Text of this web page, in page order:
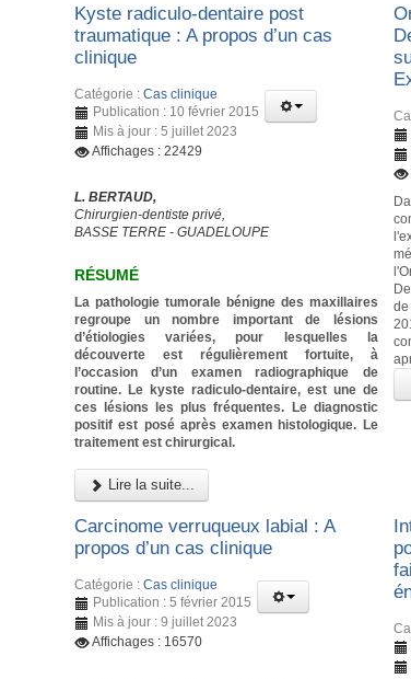
Kyste radiculo-dentaire post
traumatique : A propos d’un cas
clinique
Catégorie : Cas clinique
Publication : 10 février 2015
Mis à jour : 5 juillet 2023
Affichages : 22429
L. BERTAUD,
Chirurgien-dentiste privé,
BASSE TERRE - GUADELOUPE
RÉSUMÉ
La pathologie tumorale bénigne des maxillaires
regroupe un nombre important de lésions
d’étiologies variées, pour lesquelles la
découverte est régulièrement fortuite, à
l’occasion d’un examen radiographique de
routine. Le kyste radiculo-dentaire, est une de
ces lésions les plus fréquentes. Le diagnostic
positif est posé après examen histologique. Le
traitement est chirurgical.
Lire la suite...
Carcinome verruqueux labial : A
propos d’un cas clinique
Catégorie : Cas clinique
Publication : 5 février 2015
Mis à jour : 9 juillet 2023
Affichages : 16570